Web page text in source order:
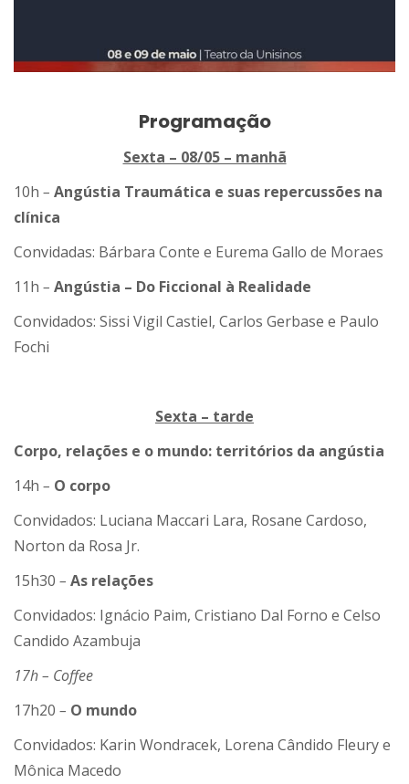
Programação
Sexta – 08/05 – manhã
10h – Angústia Traumática e suas repercussões na
clínica
Convidadas: Bárbara Conte e Eurema Gallo de Moraes
11h – Angústia – Do Ficcional à Realidade
Convidados: Sissi Vigil Castiel, Carlos Gerbase e Paulo
Fochi
Sexta – tarde
Corpo, relações e o mundo: territórios da angústia
14h – O corpo
Convidados: Luciana Maccari Lara, Rosane Cardoso,
Norton da Rosa Jr.
15h30 – As relações
Convidados: Ignácio Paim, Cristiano Dal Forno e Celso
Candido Azambuja
17h – Coffee
17h20 – O mundo
Convidados: Karin Wondracek, Lorena Cândido Fleury e
Mônica Macedo